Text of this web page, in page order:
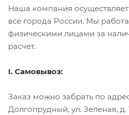
Наша компания осуществляет
все города России. Мы
физическими лицами за
расчет.
I. Самовывоз:
Заказ можно забрать по
Долгопрудный, ул. Зеленая, д.